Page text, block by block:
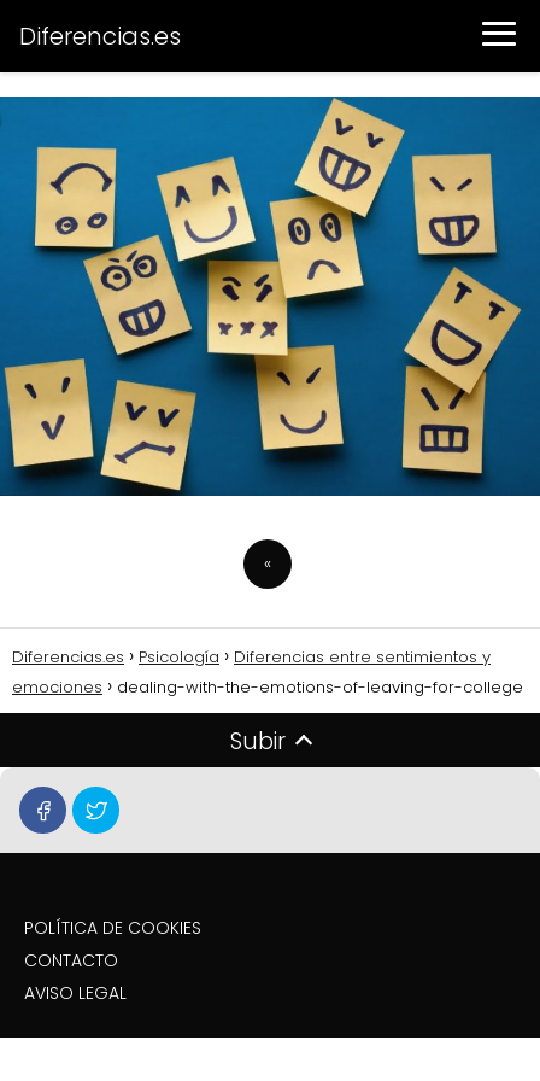
Diferencias.es
«
Diferencias.es Psicología
Diferencias entre sentimientos y
emociones
dealing-with-the-emotions-of-leaving-for-college
Subir
POLÍTICA DE COOKIES
CONTACTO
AVISO LEGAL